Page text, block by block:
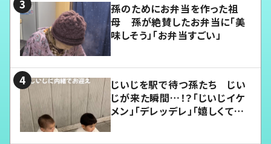
孫のためにお弁当を作った祖
母 孫が絶賛したお弁当に「美
味しそう」「お弁当すごい」
じいじを駅で待つ孫たち じい
じが来た瞬間…！？「じいじイケ
メン」「デレッデレ」「嬉しくて可